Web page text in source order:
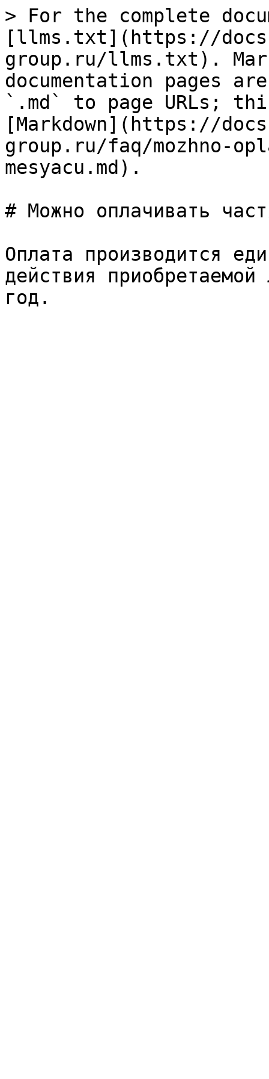
> For the complete
[llms.txt](https://
group.ru/llms.txt).
documentation pages
`.md` to page URLs;
[Markdown](https://
group.ru/faq/mozhno-
mesyacu.md).
# Можно оплачивать
Оплата производится
действия